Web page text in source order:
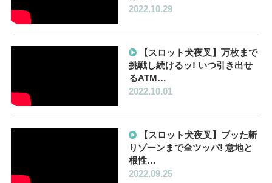
2022.10.29
【スロット犬夜叉】万枚まで
挑戦し続けるッ! いつ引き出せ
るATM…
2022.10.01
【スロット犬夜叉】ブッた斬
りゾーンまで全ツッパ! 意地と
根性…
2022.09.25